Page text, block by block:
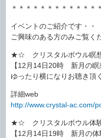
＊＊＊＊＊＊＊＊＊＊＊＊
イベントのご紹介です・・
ご興味のある方のみご覧く
★☆ クリスタルボウル
【12月14日20時 新月の瞑
ゆったり横になりお聴き頂
詳細web
http://www.crystal-ac.com/
★☆ クリスタルボウル
【12月14日19時 新月の体